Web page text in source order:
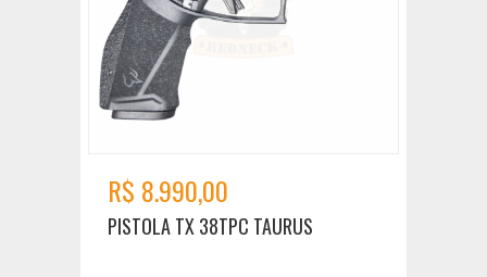
R$ 8.990,00
PISTOLA TX 38TPC TAURUS